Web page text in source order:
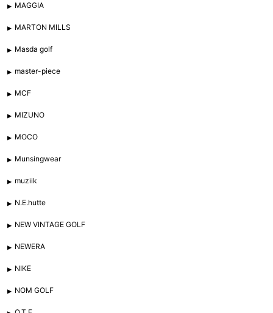
MAGGIA
MARTON MILLS
Masda golf
master-piece
MCF
MIZUNO
MOCO
Munsingwear
muziik
N.E.hutte
NEW VINTAGE GOLF
NEWERA
NIKE
NOM GOLF